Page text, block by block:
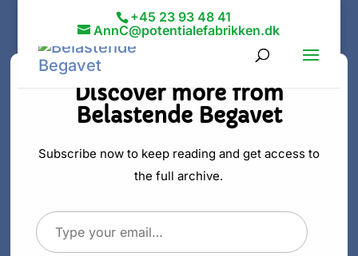
+45 23 93 48 41
AnnC@potentialefabrikken.dk
Er du en
sensitiv
perfektionist?
af
Discover more from
Belastende Begavet
Subscribe now to keep reading and get access to
the full archive.
Type
your